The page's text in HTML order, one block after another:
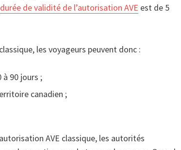
durée de validité de l’autorisation AVE est de 5
les voyageurs peuvent donc :
à 90 jours ;
canadien ;
AVE classique, les autorités